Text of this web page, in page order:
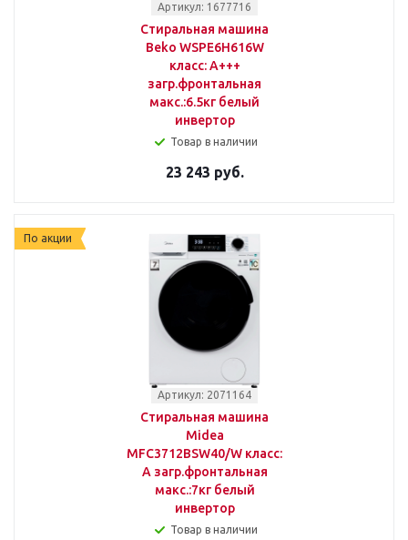
Артикул: 1677716
Стиральная машина
Beko WSPE6H616W
класс: A+++
загр.фронтальная
макс.:6.5кг белый
инвертор
Товар в наличии
23 243 руб.
По акции
Артикул: 2071164
Стиральная машина
Midea
MFC3712BSW40/W класс:
A загр.фронтальная
макс.:7кг белый
инвертор
Товар в наличии